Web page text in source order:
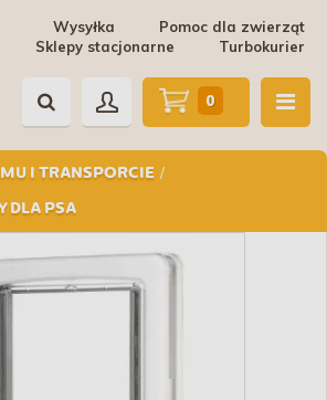
Pomoc dla zwierząt
Wysyłka
Turbokurier
Sklepy stacjonarne
I TRANSPORCIE /
DLA PSA
0